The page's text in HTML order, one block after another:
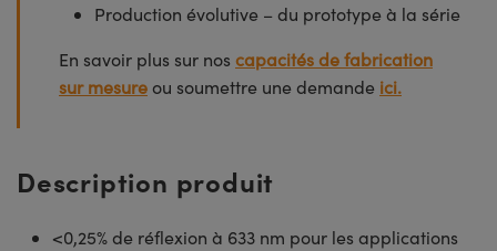
Production évolutive – du prototype à la série
En savoir plus sur nos capacités de fabrication
sur mesure ou soumettre une demande ici.
Description produit
<0,25% de réflexion à 633 nm pour les applications